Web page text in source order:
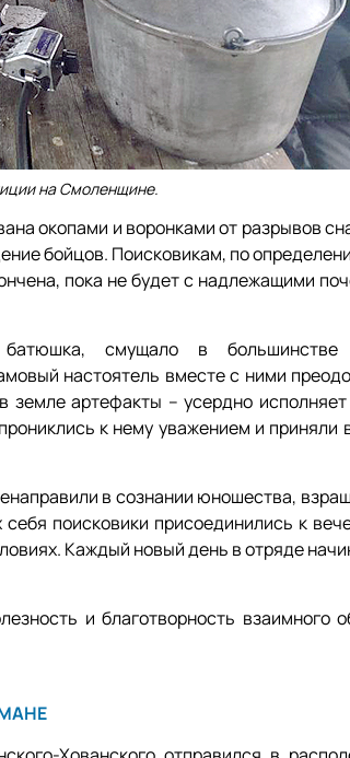
на Смоленщине.
окопами и воронками от разрывов
бойцов. Поисковикам, по
пока не будет с надлежащими
батюшка, смущало в большинстве
настоятель вместе с ними
артефакты – усердно исполняет
к нему уважением и приняли
в сознании юношества,
поисковики присоединились к
Каждый новый день в отряде
и благотворность взаимного